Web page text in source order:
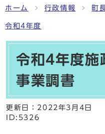
ホーム 行政情報 町
令和4年度
令和4年度施
事業調書
更新日： 2022年3月4日
ID:5326